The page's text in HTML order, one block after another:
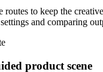
routes to keep the
and comparing
product scene